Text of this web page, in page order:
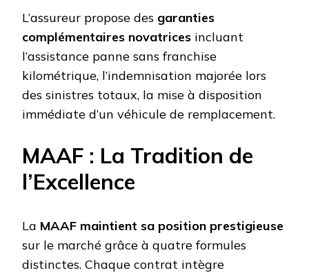
L’assureur propose des garanties
complémentaires novatrices incluant
l’assistance panne sans franchise
kilométrique, l’indemnisation majorée lors
des sinistres totaux, la mise à disposition
immédiate d’un véhicule de remplacement.
MAAF : La Tradition de
l’Excellence
La MAAF maintient sa position prestigieuse
sur le marché grâce à quatre formules
distinctes. Chaque contrat intègre